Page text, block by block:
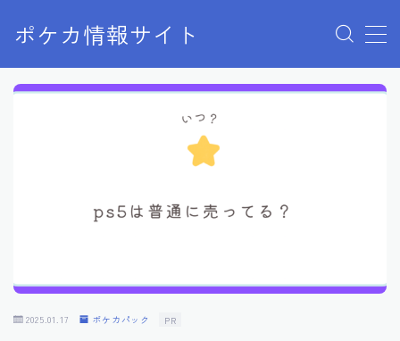
ポケカ情報サイト
MENU
Home
2025.01.17 ポケカパック PR